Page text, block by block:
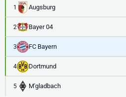
1 Augsburg
2 Bayer 04
3 FC Bayern
4 Dortmund
5 M'gladbach